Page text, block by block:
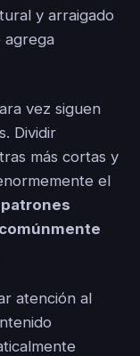
y arraigado
agrega
vez siguen
Dividir
más cortas y
el
atención al